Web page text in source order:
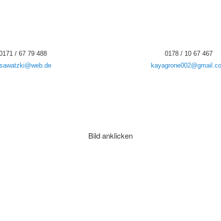
/ 67 79 488
0178 / 10 67 467
Bild anklicken